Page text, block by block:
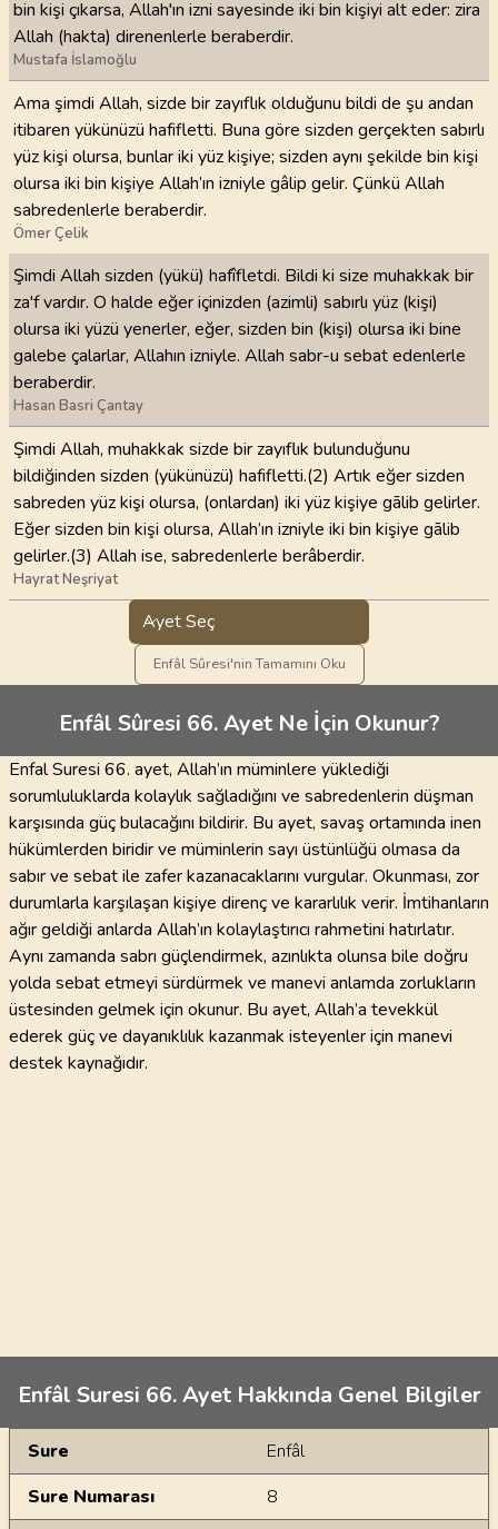
bin kişi çıkarsa, Allah'ın izni sayesinde iki bin kişiyi alt eder: zira
Allah (hakta) direnenlerle beraberdir.
Mustafa İslamoğlu
Ama şimdi Allah, sizde bir zayıflık olduğunu bildi de şu andan
itibaren yükünüzü hafifletti. Buna göre sizden gerçekten sabırlı
yüz kişi olursa, bunlar iki yüz kişiye; sizden aynı şekilde bin kişi
olursa iki bin kişiye Allah’ın izniyle gâlip gelir. Çünkü Allah
sabredenlerle beraberdir.
Ömer Çelik
Şimdi Allah sizden (yükü) hafîfletdi. Bildi ki size muhakkak bir
za'f vardır. O halde eğer içinizden (azimli) sabırlı yüz (kişi)
olursa iki yüzü yenerler, eğer, sizden bin (kişi) olursa iki bine
galebe çalarlar, Allahın izniyle. Allah sabr-u sebat edenlerle
beraberdir.
Hasan Basri Çantay
Şimdi Allah, muhakkak sizde bir zayıflık bulunduğunu
bildiğinden sizden (yükünüzü) hafifletti.(2) Artık eğer sizden
sabreden yüz kişi olursa, (onlardan) iki yüz kişiye gālib gelirler.
Eğer sizden bin kişi olursa, Allah’ın izniyle iki bin kişiye gālib
gelirler.(3) Allah ise, sabredenlerle berâberdir.
Hayrat Neşriyat
Ayet Seç
Enfâl Sûresi'nin Tamamını Oku
Enfâl Sûresi 66. Ayet Ne İçin Okunur?
Enfal Suresi 66. ayet, Allah’ın müminlere yüklediği
sorumluluklarda kolaylık sağladığını ve sabredenlerin düşman
karşısında güç bulacağını bildirir. Bu ayet, savaş ortamında inen
hükümlerden biridir ve müminlerin sayı üstünlüğü olmasa da
sabır ve sebat ile zafer kazanacaklarını vurgular. Okunması, zor
durumlarla karşılaşan kişiye direnç ve kararlılık verir. İmtihanların
ağır geldiği anlarda Allah’ın kolaylaştırıcı rahmetini hatırlatır.
Aynı zamanda sabrı güçlendirmek, azınlıkta olunsa bile doğru
yolda sebat etmeyi sürdürmek ve manevi anlamda zorlukların
üstesinden gelmek için okunur. Bu ayet, Allah’a tevekkül
ederek güç ve dayanıklılık kazanmak isteyenler için manevi
destek kaynağıdır.
Enfâl Suresi 66. Ayet Hakkında Genel Bilgiler
Genel Bilgiler
Sure
Enfâl
Sure Numarası
8